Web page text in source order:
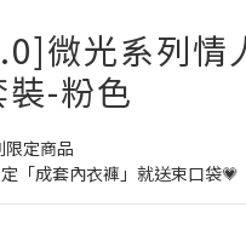
微光系列情
-粉色
定商品
「成套內衣褲」就送束口袋💗